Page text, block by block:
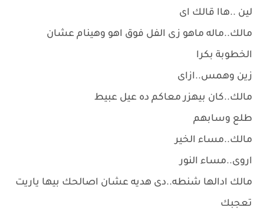
لين ..هاا قالك اى
مالك..ماله ماهو زى الفل فوق اهو وهينام عشان
الخطوبة بكرا
زين وهمس..ازاى
مالك..كان بيهزر معاكم ده عيل عبيط
طلع وسابهم
مالك..مساء الخير
اروى..مساء النور
مالك ادالها شنطه..دى هديه عشان اصالحك بيها ياريت
تعجبك